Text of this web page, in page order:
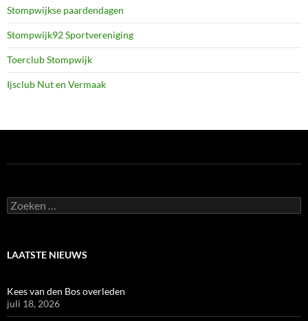
Stompwijkse paardendagen
Stompwijk92 Sportvereniging
Toerclub Stompwijk
Ijsclub Nut en Vermaak
Zoeken
naar:
LAATSTE NIEUWS
Kees van den Bos overleden
juli 18, 2026